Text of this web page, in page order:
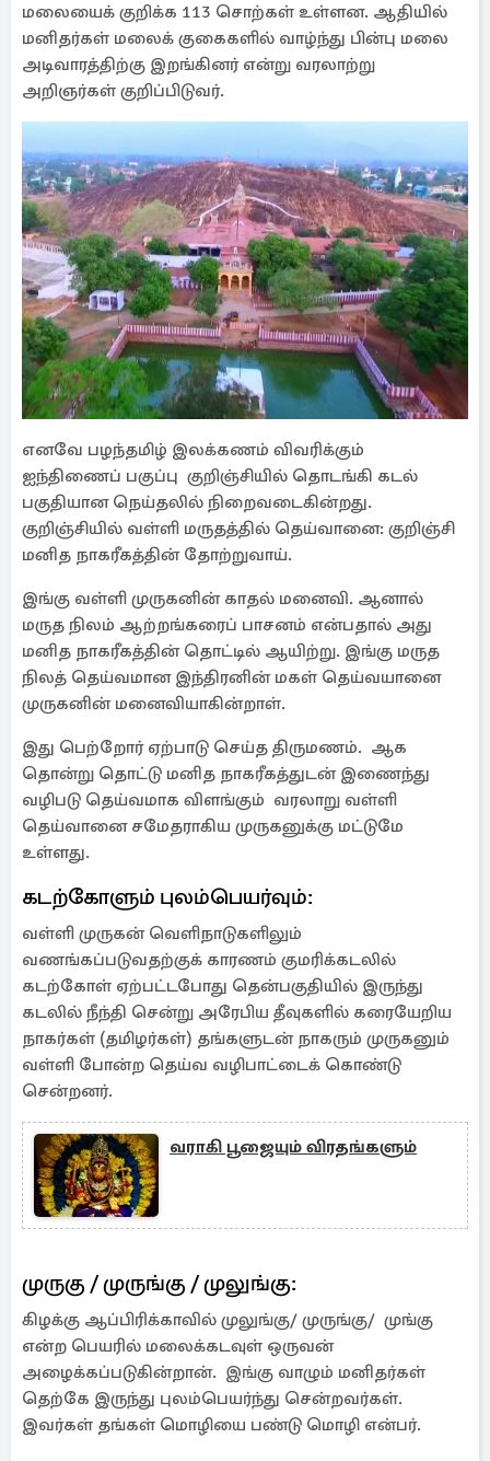
மலையைக் குறிக்க 113 சொற்கள் உள்ளன. ஆதியில்
மனிதர்கள் மலைக் குகைகளில் வாழ்ந்து பின்பு மலை
அடிவாரத்திற்கு இறங்கினர் என்று வரலாற்று
அறிஞர்கள் குறிப்பிடுவர்.
எனவே பழந்தமிழ் இலக்கணம் விவரிக்கும்
ஐந்திணைப் பகுப்பு குறிஞ்சியில் தொடங்கி கடல்
பகுதியான நெய்தலில் நிறைவடைகின்றது.
குறிஞ்சியில் வள்ளி மருதத்தில் தெய்வானை: குறிஞ்சி
மனித நாகரீகத்தின் தோற்றுவாய்.
இங்கு வள்ளி முருகனின் காதல் மனைவி. ஆனால்
மருத நிலம் ஆற்றங்கரைப் பாசனம் என்பதால் அது
மனித நாகரீகத்தின் தொட்டில் ஆயிற்று. இங்கு மருத
நிலத் தெய்வமான இந்திரனின் மகள் தெய்வயானை
முருகனின் மனைவியாகின்றாள்.
இது பெற்றோர் ஏற்பாடு செய்த திருமணம். ஆக
தொன்று தொட்டு மனித நாகரீகத்துடன் இணைந்து
வழிபடு தெய்வமாக விளங்கும் வரலாறு வள்ளி
தெய்வானை சமேதராகிய முருகனுக்கு மட்டுமே
உள்ளது.
கடற்கோளும் புலம்பெயர்வும்:
வள்ளி முருகன் வெளிநாடுகளிலும்
வணங்கப்படுவதற்குக் காரணம் குமரிக்கடலில்
கடற்கோள் ஏற்பட்டபோது தென்பகுதியில் இருந்து
கடலில் நீந்தி சென்று அரேபிய தீவுகளில் கரையேறிய
நாகர்கள் (தமிழர்கள்) தங்களுடன் நாகரும் முருகனும்
வள்ளி போன்ற தெய்வ வழிபாட்டைக் கொண்டு
சென்றனர்.
வராகி பூஜையும் விரதங்களும்
முருகு / முருங்கு / முலுங்கு:
கிழக்கு ஆப்பிரிக்காவில் முலுங்கு/ முருங்கு/ முங்கு
என்ற பெயரில் மலைக்கடவுள் ஒருவன்
அழைக்கப்படுகின்றான். இங்கு வாழும் மனிதர்கள்
தெற்கே இருந்து புலம்பெயர்ந்து சென்றவர்கள்.
இவர்கள் தங்கள் மொழியை பண்டு மொழி என்பர்.